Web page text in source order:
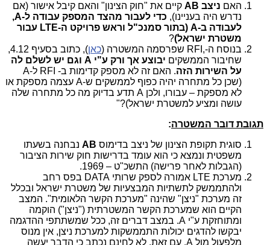
האם ניצב AB
קיים את "חוק הצינון" והאם קיבל אישור (אם
נדרש היה בעניינו),
כדי לעבור מהצד המספק עבודה ל-A,
לעבודה ב-A (בתור סמנכ"ל וראש פרויקט ה-
LTE עבור
משטרת ישראל)?
בנוסח ה-RFI, שפרסמה המשטרה (כאן
), כתוב בסעיף 4.12,
שחיבור הממשקים
יבוצע אך ורק ע"י A וגם יש לשלם לה
על השירות הזה. האם זה לא מספק קדימות ב- RFI
ל-A
(שכן כל מתחרה יהיה כפוף לממשקים ש-A עצמה מספקת או
לא מספקת – עבורו, ולכן A תדע בדיוק מה כל מתחרה שלה
עושה ומציע למשטרת ישראל)?"
תגובת דובר המשטרה:
סוגית תקופת הצינון של ניצב בדימוס AB נבחנה בשעתו
משפטית ונמצא כי הוא עומד בדרישות חוק שירות הציבור
(הגבלות לאחר פרישה) התשכ"ט – 1969.
מערכת LTE אמורה לספק שרותי DATA בפס רחב
ולהתממשק לתשתיות המבצעיות של משטרת ישראל ובכלל
זה מערכת "ניצן" שהינה "מערכת הקשר הלאומית". המצב
הקיים הוא שמערכת הקשר המשטרתית ("ניצן") הוקמה
ומתוחזקת ע"י A. במצב דברים זה, ככל שמשתתפי ההדגמה
יבקשו להדגים יכולות התממשקות למערכת ניצן, אין מנוס
מלפעול מול A. עם זאת, לא לחינם נכתב כי הדבר יעשה